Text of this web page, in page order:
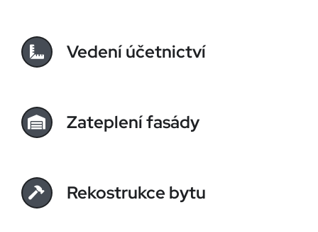
Vedení účetnictví
Zateplení fasády
Rekostrukce bytu